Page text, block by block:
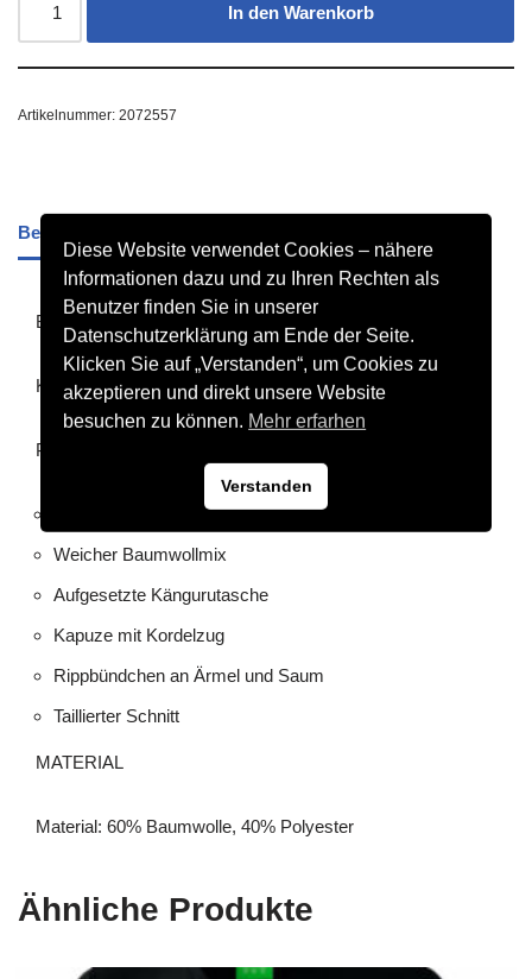
In den Warenkorb
Artikelnummer: 2072557
Beschreibung
BESCHREIBUNG
Kapuzensweatjacke
PRODUKTDETAILS
Schlicht und sportlich unterwegs.
Weicher Baumwollmix
Aufgesetzte Kängurutasche
Kapuze mit Kordelzug
Rippbündchen an Ärmel und Saum
Taillierter Schnitt
MATERIAL
Material: 60% Baumwolle, 40% Polyester
Ähnliche Produkte
Diese Website verwendet Cookies – nähere
Informationen dazu und zu Ihren Rechten als
Benutzer finden Sie in unserer
Datenschutzerklärung am Ende der Seite.
Klicken Sie auf „Verstanden“, um Cookies zu
akzeptieren und direkt unsere Website
besuchen zu können. Mehr erfarhen
Verstanden